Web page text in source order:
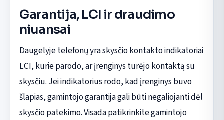
Garantija, LCI ir draudimo
niuansai
Daugelyje telefonų yra skysčio kontakto indikatoriai
LCI, kurie parodo, ar įrenginys turėjo kontaktą su
skysčiu. Jei indikatorius rodo, kad įrenginys buvo
šlapias, gamintojo garantija gali būti negaliojanti dėl
skysčio patekimo. Visada patikrinkite gamintojo